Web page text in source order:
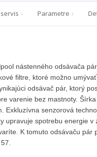
Parametre
nástenného odsávača
filtre, ktoré možno
odsávač pár, ktorý
varenie bez mastnoty.
Exkluzívna senzorová
upravuje spotrebu energie v
K tomuto odsávaču pár